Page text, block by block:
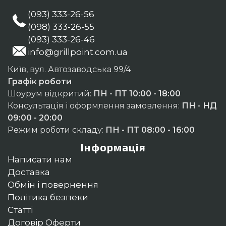
(093) 333-26-56
(098) 333-26-55
(093) 333-26-46
info@grillpoint.com.ua
Київ, вул. Автозаводська 99/4
Графік роботи
Шоурум відкритий: ПН - ПТ 10:00 - 18:00
Консультація і оформлення замовлення: ПН - НД
09:00 - 20:00
Режим роботи складу: ПН - ПТ 08:00 - 16:00
Інформація
Написати нам
Доставка
Обмін і повернення
Політика безпеки
Статті
Договір Оферти